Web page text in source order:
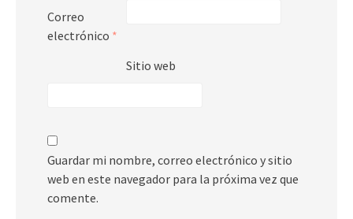
Correo
electrónico *
Sitio web
Guardar mi nombre, correo electrónico y sitio
web en este navegador para la próxima vez que
comente.